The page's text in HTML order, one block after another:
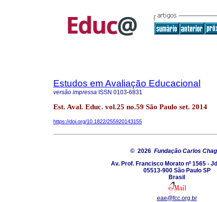
Estudos em Avaliação Educacional
versão impressa ISSN 0103-6831
Est. Aval. Educ. vol.25 no.59 São Paulo set. 2014
https://doi.org/10.1822/255920143155
© 2026 Fundação Carlos
Av. Prof. Francisco Morato nº 1565 -
05513-900 São Paulo SP
Brasil
eae@fcc.org.br